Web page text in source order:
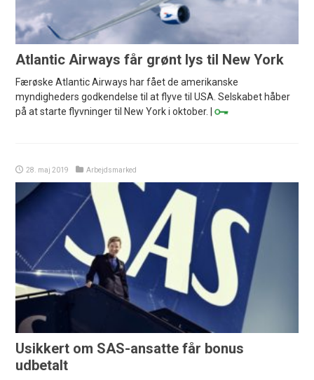
Atlantic Airways får grønt lys til New York
Færøske Atlantic Airways har fået de amerikanske
myndigheders godkendelse til at flyve til USA. Selskabet håber
på at starte flyvninger til New York i oktober. |
28. maj 2019 Arbejdsmarked
Usikkert om SAS-ansatte får bonus
udbetalt